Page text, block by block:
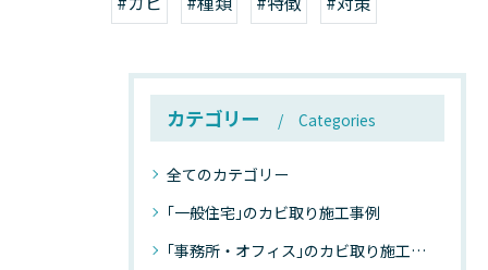
カテゴリー Categories
全てのカテゴリー
｢一般住宅｣のカビ取り施工事例
｢事務所・オフィス｣のカビ取り施工事例